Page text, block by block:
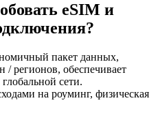
eSIM и
пакет данных,
/ регионов, обеспечивает
сети.
на роуминг, физическая